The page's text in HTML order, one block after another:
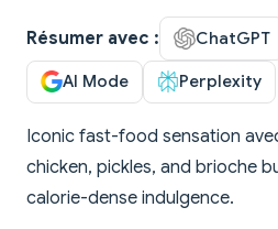
Résumer avec : ChatGPT
AI Mode Perplexity
Iconic fast-food sensation
chicken, pickles, and brioche
calorie-dense indulgence.